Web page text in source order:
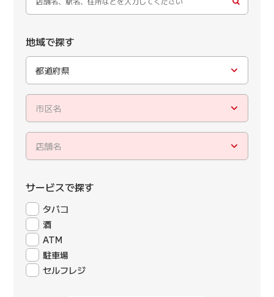
地域で探す
都道府県
市区名
店舗名
サービスで探す
タバコ
酒
ATM
駐車場
セルフレジ